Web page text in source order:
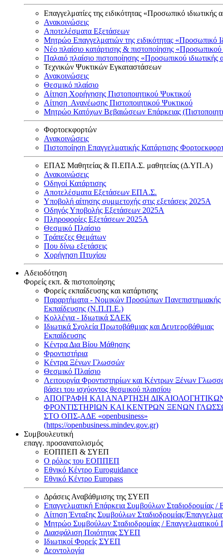
Επαγγελματίες της ειδικότητας «Προσωπικό ιδιωτικής
Ανακοινώσεις
Αποτελέσματα Εξετάσεων
Μητρώο Επαγγελματιών της ειδικότητας «Προσωπικό
Νέο πλαίσιο κατάρτισης & πιστοποίησης «Προσωπικού
Παλαιό πλαίσιο πιστοποίησης «Προσωπικού
Τεχνικών Ψυκτικών Εγκαταστάσεων
Ανακοινώσεις
Θεσμικό πλαίσιο
Αίτηση Χορήγησης Πιστοποιητικού Ψυκτικού
Αίτηση Ανανέωσης Πιστοποιητικού Ψυκτικού
Μητρώο Κατόχων Βεβαιώσεων Επάρκειας
Φορτοεκφορτών
Ανακοινώσεις
Πιστοποίηση Επαγγελματικής Κατάρτισης
ΕΠΑΣ Μαθητείας & Π.ΕΠΑ.Σ. μαθητείας (Δ.ΥΠ.Α)
Ανακοινώσεις
Oδηγοί Κατάρτισης
Αποτελέσματα Εξετάσεων ΕΠΑ.Σ.
Υποβολή αίτησης συμμετοχής στις εξετάσεις 2025Α
Οδηγός Υποβολής Εξετάσεων 2025A
Πληροφορίες Εξετάσεων 2025Α
Θεσμικό Πλαίσιο
Τράπεζες Θεμάτων
Που δίνω εξετάσεις
Χορήγηση Πτυχίου
Αδειοδότηση
Φορείς εκπ. & πιστοποίησης
Φορείς εκπαίδευσης και κατάρτισης
Παραρτήματα - Νομικών Προσώπων Πανεπιστημιακής
Εκπαίδευσης (Ν.Π.Π.Ε.)
Κολλέγια - Ιδιωτικά ΣΑΕΚ
Ιδιωτικά Σχολεία Πρωτοβάθμιας και Δευτεροβάθμιας
Εκπαίδευσης
Κέντρα Δια Βίου Μάθησης
Φροντιστήρια
Κέντρα Ξένων Γλωσσών
Θεσμικό Πλαίσιο
Λειτουργία Φροντιστηρίων και Κέντρων Ξένων
βάσει του ισχύοντος θεσμικού πλαισίου
ΑΠΟΓΡΑΦΗ ΚΑΙ ΑΝΑΡΤΗΣΗ
ΦΡΟΝΤΙΣΤΗΡΙΩΝ ΚΑΙ ΚΕΝΤΡΩΝ ΞΕΝΩΝ
ΣΤΟ ΟΠΣ-ΑΔΕ «openbusiness»
(https://openbusiness.mindev.gov.gr)
Συμβουλευτική
επαγγ. προσανατολισμός
ΕΟΠΠΕΠ & ΣΥΕΠ
Ο ρόλος του ΕΟΠΠΕΠ
Εθνικό Κέντρο Euroguidance
Εθνικό Κέντρο Europass
Δράσεις Αναβάθμισης της ΣΥΕΠ
Επαγγελματική Επάρκεια Συμβούλων Σταδιοδρομίας /
Αίτηση Ένταξης Συμβούλων Σταδιοδρομίας/
Μητρώο Συμβούλων Σταδιοδρομίας / Επαγγελματικού
Διασφάλιση Ποιότητας ΣΥΕΠ
Ιδιωτικοί Φορείς ΣΥΕΠ
Δεοντολογία